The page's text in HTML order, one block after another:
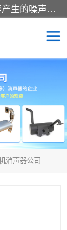
消音器主要用于降低机械设备或枪械等产生的噪声。它通过阻尼或增加排气面积来降低排气速度和功率，从而降低噪声。常见的消音器类型包括阻性消声器、抗性消声器、共振消声器以及阻抗复合式消声器等。这些消音器各有特点，适用于不同频率的噪声消除。
消声器公司